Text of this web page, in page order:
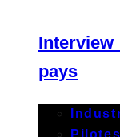
Interview
pays
Pilotes